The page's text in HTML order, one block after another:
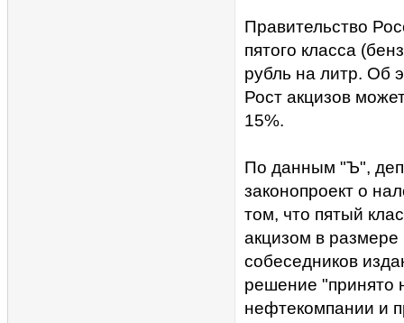
Правительство
пятого класса
рубль на литр. Об
Рост акцизов
15%.
По данным "Ъ",
законопроект о
том, что пятый
акцизом в размере
собеседников
решение "принято
нефтекомпании и